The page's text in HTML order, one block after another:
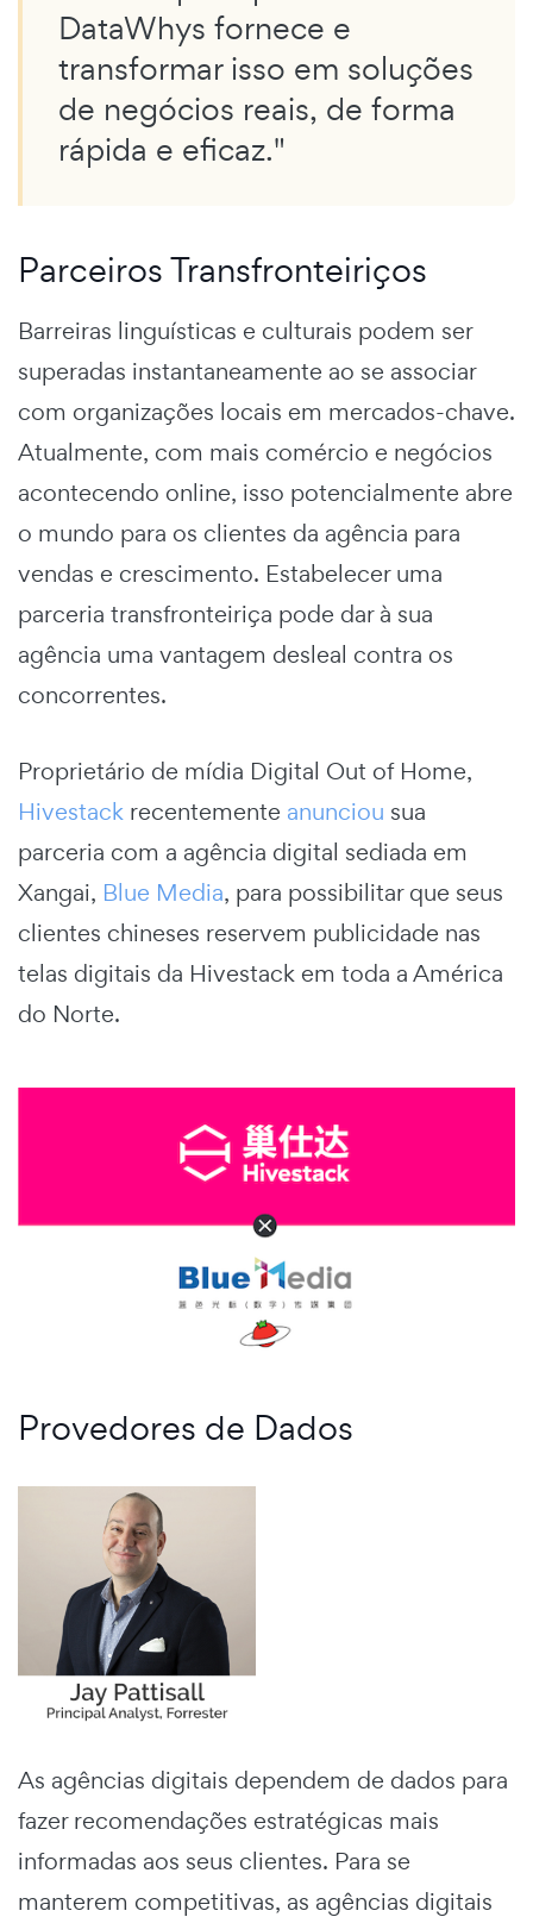
DataWhys fornece e
transformar isso em soluções
de negócios reais, de forma
rápida e eficaz."
Parceiros Transfronteiriços
Barreiras linguísticas e culturais podem ser
superadas instantaneamente ao se associar
com organizações locais em mercados-chave.
Atualmente, com mais comércio e negócios
acontecendo online, isso potencialmente abre
o mundo para os clientes da agência para
vendas e crescimento. Estabelecer uma
parceria transfronteiriça pode dar à sua
agência uma vantagem desleal contra os
concorrentes.
Proprietário de mídia Digital Out of Home,
Hivestack recentemente anunciou sua
parceria com a agência digital sediada em
Xangai, Blue Media, para possibilitar que seus
clientes chineses reservem publicidade nas
telas digitais da Hivestack em toda a América
do Norte.
Provedores de Dados
As agências digitais dependem de dados para
fazer recomendações estratégicas mais
informadas aos seus clientes. Para se
manterem competitivas, as agências digitais